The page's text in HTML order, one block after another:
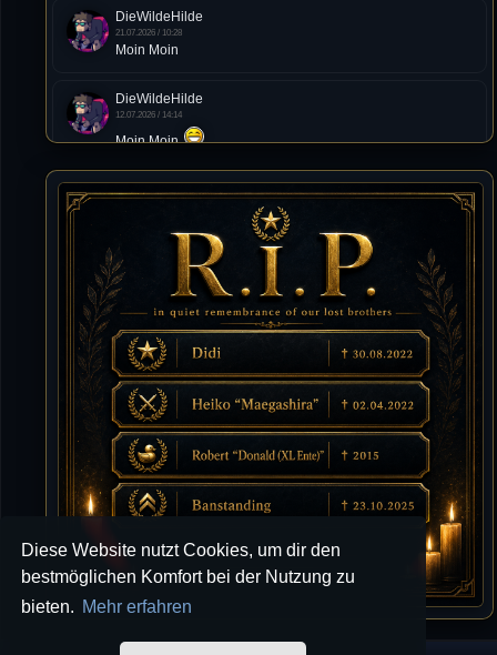
Diese Website nutzt Cookies, um dir den
bestmöglichen Komfort bei der Nutzung zu
bieten. Mehr erfahren
DieWildeHilde
21.07.2026 / 10:28
Moin Moin
DieWildeHilde
12.07.2026 / 14:14
Moin Moin
Tommy
Tommy
10.07.2026 / 22:25
Letzte Aktivität:
27. Dez 2023, 22:48
DieWildeHilde
10.07.2026 / 12:48
Happy Birthday Chickpea
DieWildeHilde
10.07.2026 / 10:08
Hallo meine Lieben!
Isimiyaki
Mojochilla